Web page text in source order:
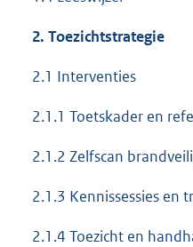
2. Toezichtstrategie
2.1 Interventies
2.1.1 Toetskader en
2.1.2 Zelfscan
2.1.3 Kennissessies en
2.1.4 Toezicht en